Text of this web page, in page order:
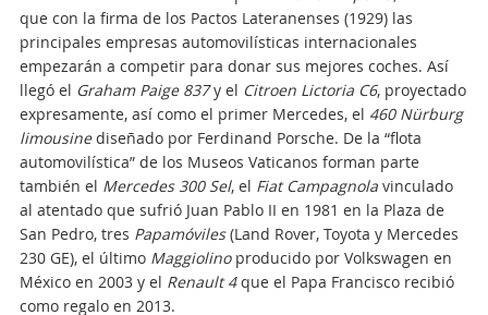
que con la firma de los Pactos Lateranenses (1929) las
principales empresas automovilísticas internacionales
empezarán a competir para donar sus mejores coches. Así
llegó el Graham Paige 837y el Citroen Lictoria C6, proyectado
expresamente, así como el primer Mercedes, el 460 Nürburg
limousinediseñado por Ferdinand Porsche. De la “flota
automovilística” de los Museos Vaticanos forman parte
también el Mercedes 300 Sel, el Fiat Campagnolavinculado
al atentado que sufrió Juan Pablo II en 1981 en la Plaza de
San Pedro, tres Papamóviles(Land Rover, Toyota y Mercedes
230 GE), el último Maggiolinoproducido por Volkswagen en
México en 2003 y el Renault 4que el Papa Francisco recibió
como regalo en 2013.